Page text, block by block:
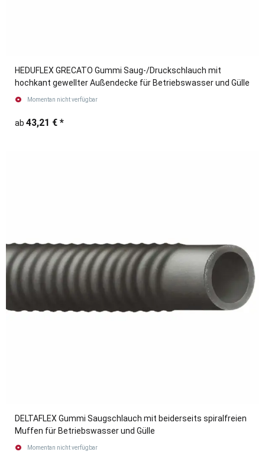
HEDUFLEX GRECATO Gummi Saug-/Druckschlauch mit
hochkant gewellter Außendecke für Betriebswasser und Gülle
Momentan nicht verfügbar
ab 43,21 € *
DELTAFLEX Gummi Saugschlauch mit beiderseits spiralfreien
Muffen für Betriebswasser und Gülle
Momentan nicht verfügbar